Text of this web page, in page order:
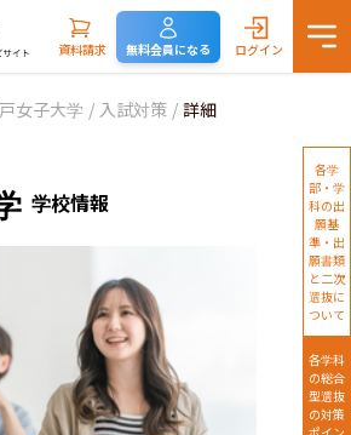
資料請求 無料会員になる ログイン
女子大学 / 入試対策 / 詳細
学校情報
各学
部・学
科の出
願基
準・出
願書類
と二次
選抜に
ついて
各学科
の総合
型選抜
の対策